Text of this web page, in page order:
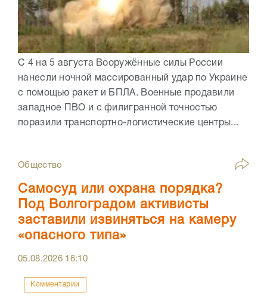
С 4 на 5 августа Вооружённые силы России
нанесли ночной массированный удар по Украине
с помощью ракет и БПЛА. Военные продавили
западное ПВО и с филигранной точностью
поразили транспортно-логистические центры...
Общество
Самосуд или охрана порядка?
Под Волгоградом активисты
заставили извиняться на камеру
«опасного типа»
05.08.2026 16:10
Комментарии